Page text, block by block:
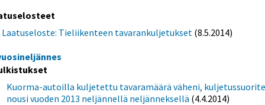
Laatuseloste: Tieliikenteen tavarankuljetukset (8.5.2014)
Kuorma-autoilla kuljetettu tavaramäärä väheni,
nousi vuoden 2013 neljännellä neljänneksellä (4.4.2014)